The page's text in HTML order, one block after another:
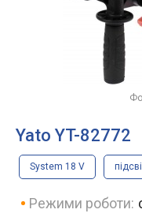
Yato YT-82772
System 18 V
Режими роботи: